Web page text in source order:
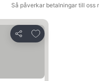
Så påverkar betalningar till oss
Dela
Lägg till i Mina